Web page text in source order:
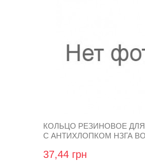
КОЛЬЦО РЕЗИНОВОЕ
С АНТИХЛОПКОМ НЗГА
37,44 грн